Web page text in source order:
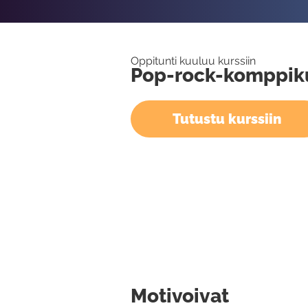
Oppitunti kuuluu kurssiin
Pop-rock-
Tutustu kurssiin
Motivoivat